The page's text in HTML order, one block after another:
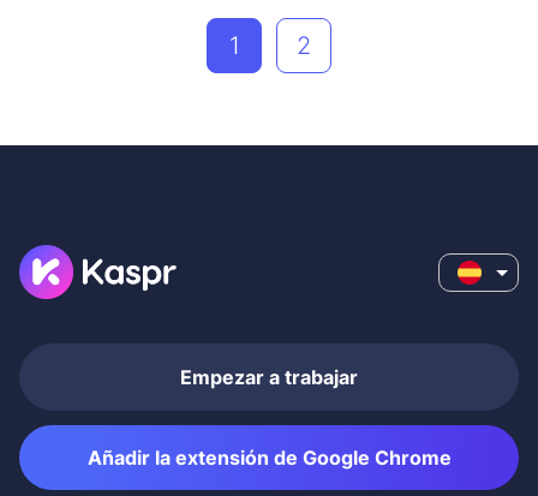
1 2
Empezar a trabajar
Añadir la extensión de Google Chrome